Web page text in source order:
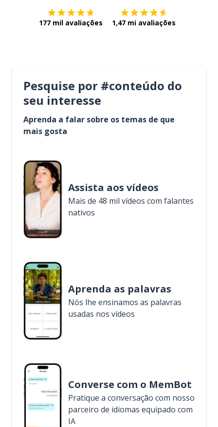
177 mil avaliações 1,47 mi avaliações
Pesquise por #conteúdo do
seu interesse
Aprenda a falar sobre os temas de que
mais gosta
Assista aos vídeos
Mais de 48 mil vídeos com falantes
nativos
Aprenda as palavras
Nós lhe ensinamos as palavras
usadas nos vídeos
Converse com o MemBot
Pratique a conversação com nosso
parceiro de idiomas equipado com
IA